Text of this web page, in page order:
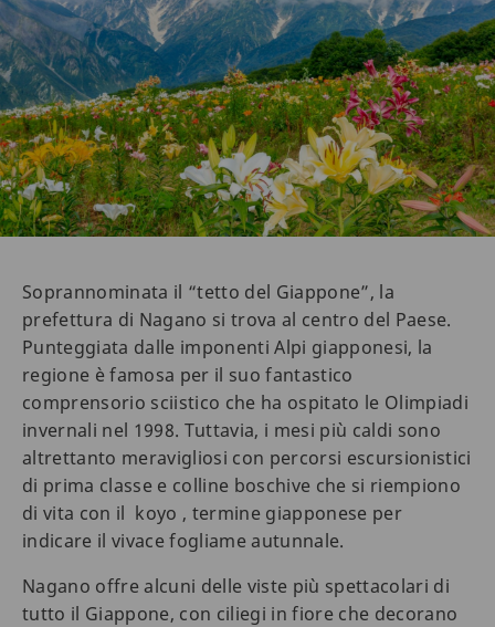
Soprannominata il “tetto del Giappone”, la
prefettura di Nagano si trova al centro del Paese.
Punteggiata dalle imponenti Alpi giapponesi, la
regione è famosa per il suo fantastico
comprensorio sciistico che ha ospitato le Olimpiadi
invernali nel 1998. Tuttavia, i mesi più caldi sono
altrettanto meravigliosi con percorsi escursionistici
di prima classe e colline boschive che si riempiono
di vita con il koyo , termine giapponese per
indicare il vivace fogliame autunnale.
Nagano offre alcuni delle viste più spettacolari di
tutto il Giappone, con ciliegi in fiore che decorano